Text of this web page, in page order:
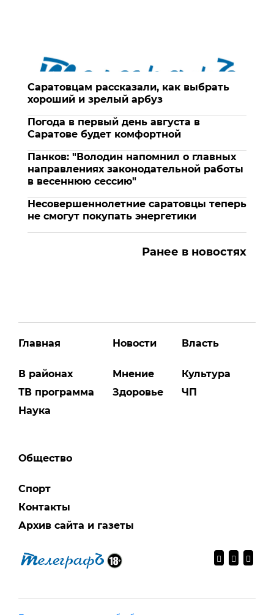
Саратовцам рассказали, как выбрать
хороший и зрелый арбуз
Погода в первый день августа в
Саратове будет комфортной
Панков: "Володин напомнил о главных
направлениях законодательной работы
в весеннюю сессию"
Несовершеннолетние саратовцы теперь
не смогут покупать энергетики
Ранее в новостях
Главная
В районах
ТВ программа
Наука
Новости
Мнение
Здоровье
Власть
Культура
ЧП
Общество
Спорт
Контакты
Архив сайта и газеты